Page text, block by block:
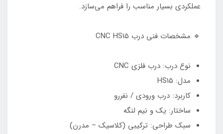
عملکردی بسیار مناسب را فراهم می‌سازد.
🔹 مشخصات فنی درب CNC HS15
نوع درب: درب فلزی CNC
مدل: HS15
کاربرد: درب ورودی / نفررو
ساختار: یک و نیم لنگه
سبک طراحی: ترکیبی (کلاسیک – مدرن)